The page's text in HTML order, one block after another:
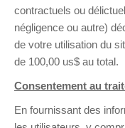
contractuels ou
négligence ou autre)
de votre utilisation du
de 100,00 us$ au total.
Consentement au
En fournissant des